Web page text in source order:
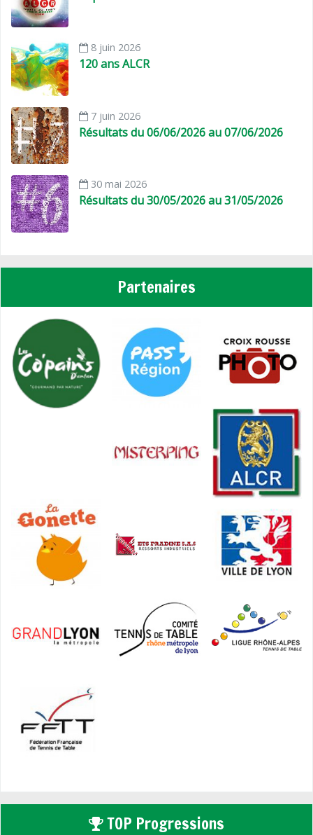
8 juin 2026
120 ans ALCR
7 juin 2026
Résultats du 06/06/2026 au 07/06/2026
30 mai 2026
Résultats du 30/05/2026 au 31/05/2026
Partenaires
TOP Progressions